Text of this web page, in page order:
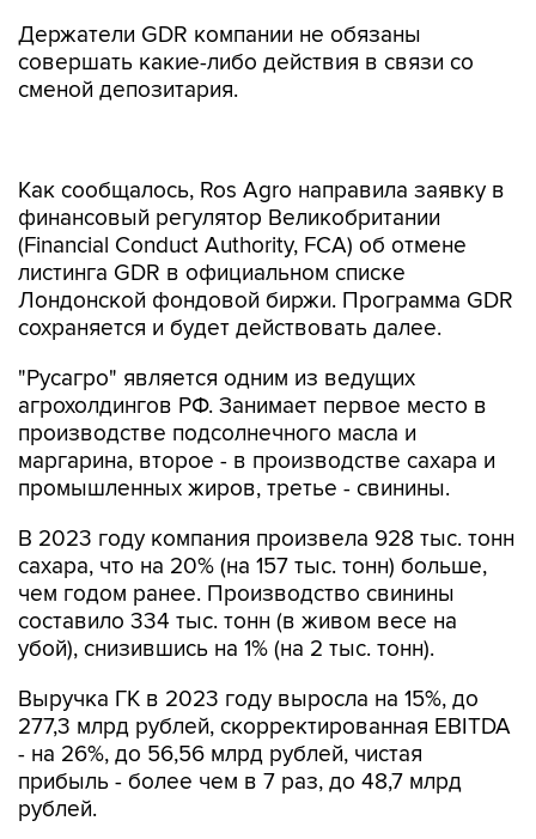
Держатели GDR компании не обязаны
совершать какие-либо действия в связи со
сменой депозитария.
(Financial Conduct Authority, FCA) об отмене
листинга GDR в официальном списке
Лондонской фондовой биржи. Программа GDR
сохраняется и будет действовать далее.
"Русагро" является одним из ведущих
производстве подсолнечного масла и
маргарина, второе - в производстве сахара и
промышленных жиров, третье - свинины.
В 2023 году компания произвела 928 тыс. тонн
чем годом ранее. Производство свинины
составило 334 тыс. тонн (в живом весе на
убой), снизившись на 1% (на 2 тыс. тонн).
Выручка ГК в 2023 году выросла на 15%, до
- на 26%, до 56,56 млрд рублей, чистая
прибыль - более чем в 7 раз, до 48,7 млрд
рублей.
Активы компании расположены в 15 регионах